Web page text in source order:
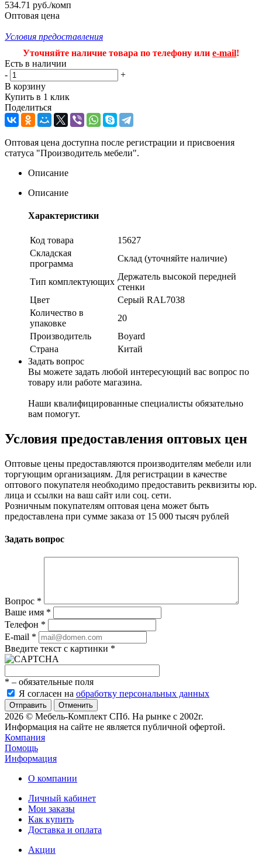
534.71 руб./комп
Оптовая цена
Условия предоставления
Уточняйте наличие товара по телефону или e-mail!
Есть в наличии
-
+
В корзину
Купить в 1 клик
Поделиться
Оптовая цена доступна после регистрации и присвоения
статуса "Производитель мебели".
Описание
Описание
Характеристики
Код товара
15627
Складская
программа
Склад (уточняйте наличие)
Тип комплектующих
Держатель высокой передней
стенки
Цвет
Серый RAL7038
Количество в
упаковке
20
Производитель
Boyard
Страна
Китай
Задать вопрос
Вы можете задать любой интересующий вас вопрос по
товару или работе магазина.
Наши квалифицированные специалисты обязательно
вам помогут.
Условия предоставления оптовых цен
Оптовые цены предоставляются производителям мебели или
торгующим организациям. Для регистрации в качестве
оптового покупателя необходимо предоставить реквизиты юр.
лица и ссылки на ваш сайт или соц. сети.
Розничным покупателям оптовая цена может быть
предоставлена при сумме заказа от 15 000 тысяч рублей
Задать вопрос
Вопрос *
Ваше имя *
Телефон *
E-mail *
Введите текст с картинки *
* – обязательные поля
Я согласен на обработку персональных данных
Отменить
2026 © Мебель-Комплект СПб. На рынке с 2002г.
Информация на сайте не является публичной офертой.
Компания
Помощь
Информация
О компании
Личный кабинет
Мои заказы
Как купить
Доставка и оплата
Акции